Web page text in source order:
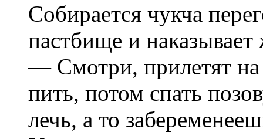
Собирается чукча
пастбище и наказывает
— Смотри, прилетят на
пить, потом спать
лечь, а то